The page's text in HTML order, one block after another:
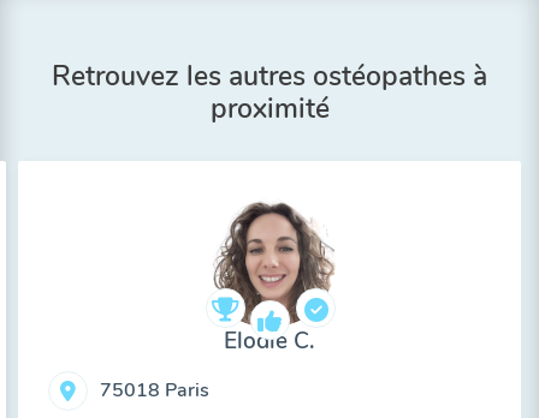
Retrouvez les autres ostéopathes à
proximité
Elodie C.
75018 Paris